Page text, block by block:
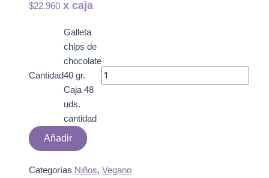
$22.960
Galleta
chips de
chocolate
40 gr.
Caja 48
uds.
cantidad
Añadir
Categorías Niños, Vegano